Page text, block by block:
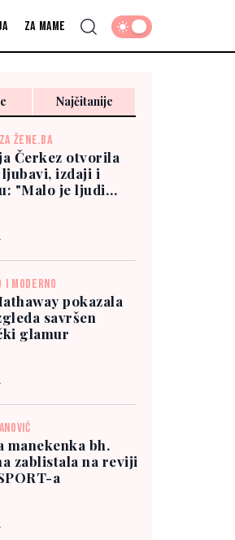
Za mame
Najčitanije
ŽENE.BA
Čerkez otvorila
ljubavi, izdaji i
"Malo je ljudi
I MODERNO
pokazala
savršen
glamur
manekenka bh.
zablistala na reviji
a